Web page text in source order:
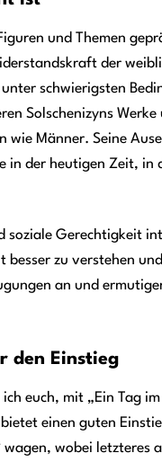
und Themen
der
schwierigsten
Solschenizyns
wie Männer. Seine
in der heutigen Zeit,
Gerechtigkeit
zu verstehen
an und
den Einstieg
euch, mit „Ein Tag
einen guten
wobei letzteres